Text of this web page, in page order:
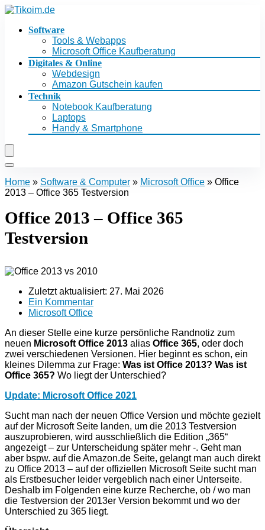
Software
Tools & Webapps
Microsoft Office Kaufberatung
Digitales & Online
Webdesign
Amazon Gutschein kaufen
Technik
Notebook Kaufberatung
Laptops
Handy & Smartphone
Home » Software & Computer » Microsoft Office » Office
2013 – Office 365 Testversion
Office 2013 – Office 365
Testversion
Zuletzt aktualisiert: 27. Mai 2026
Ein Kommentar
Microsoft Office
An dieser Stelle eine kurze persönliche Randnotiz zum
neuen Microsoft Office 2013 alias Office 365, oder doch
zwei verschiedenen Versionen. Hier beginnt es schon, ein
kleines Dilemma zur Frage: Was ist Office 2013? Was ist
Office 365? Wo liegt der Unterschied?
Update: Microsoft Office 2021
Sucht man nach der neuen Office Version und möchte gezielt
auf der Microsoft Seite landen, um die 2013 Testversion
auszuprobieren, wird ausschließlich die Edition „365“
angezeigt – zur Unterscheidung später mehr -. Geht man
aber bspw. auf die Amazon.de Seite, gelangt man auch direkt
zu Office 2013 – auf der offiziellen Microsoft Seite sucht man
als Erstbesucher leider vergeblich nach einer Unterseite.
Deshalb im Folgenden eine kurze Recherche, ob / wo man
die Testversion der 2013er Version bekommt und wo der
Unterschied zu 365 liegt.